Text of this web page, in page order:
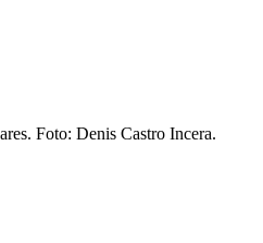
Foto: Denis Castro Incera.